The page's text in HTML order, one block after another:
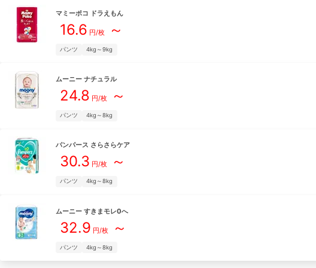
マミーポコ ドラえもん
16.6 円/枚～
パンツ 4kg～9kg
ムーニー ナチュラル
24.8 円/枚～
パンツ 4kg～8kg
パンパース さらさらケア
30.3 円/枚～
パンツ 4kg～8kg
ムーニー すきまモレ0へ
32.9 円/枚～
パンツ 4kg～8kg